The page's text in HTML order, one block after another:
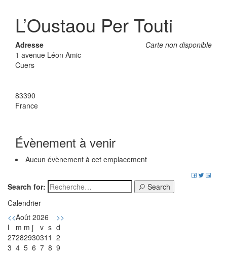
L’Oustaou Per Touti
Carte non disponible
Adresse
1 avenue Léon Amic
Cuers
83390
France
Évènement à venir
Aucun évènement à cet emplacement
Search for:
Search
Calendrier
<<Août 2026
>>
l
m m j v s d
2728293031 1 2
3 4 5 6 7 8 9